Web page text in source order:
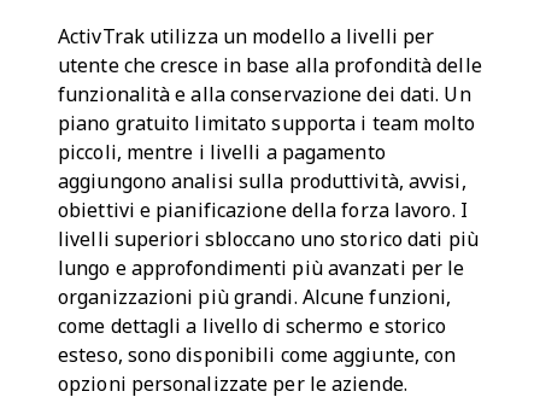
ActivTrak utilizza un modello a livelli per
utente che cresce in base alla profondità delle
funzionalità e alla conservazione dei dati. Un
piano gratuito limitato supporta i team molto
piccoli, mentre i livelli a pagamento
aggiungono analisi sulla produttività, avvisi,
obiettivi e pianificazione della forza lavoro. I
livelli superiori sbloccano uno storico dati più
lungo e approfondimenti più avanzati per le
organizzazioni più grandi. Alcune funzioni,
come dettagli a livello di schermo e storico
esteso, sono disponibili come aggiunte, con
opzioni personalizzate per le aziende.